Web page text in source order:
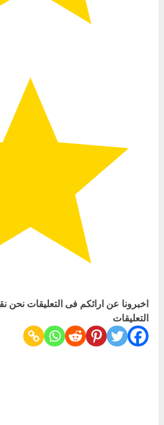
اخبرونا عن ارائكم فى التعليقات نحن
التعليقات